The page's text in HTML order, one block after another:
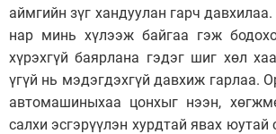
аймгийн зүг хандуулан гарч
нар минь хүлээж байгаа гэж
хүрэхгүй баярлана гэдэг шиг хөл
үгүй нь мэдэгдэхгүй давхиж гарлаа.
автомашиныхаа цонхыг нээн,
салхи эсгэрүүлэн хурдтай явах юутай